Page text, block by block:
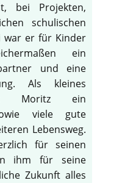
bei Projekten,
schulischen
war er für Kinder
ein
und eine
Als kleines
Moritz ein
viele gute
Lebensweg.
für seinen
ihm für seine
Zukunft alles